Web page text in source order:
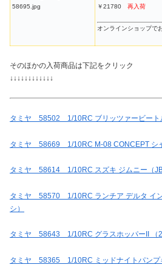
￥21780 再入荷
オンラインショップで
そのほかの入荷商品は下記をクリック
↓↓↓↓↓↓↓↓↓↓↓↓
タミヤ 58502 1/10RC ブリッツァービート
タミヤ 58669 1/10RC M-08 CONCEPT シ
タミヤ 58614 1/10RC スズキ ジムニー（
タミヤ 58570 1/10RC ランチア デルタ イ
シ）
タミヤ 58643 1/10RC グラスホッパーII （
タミヤ 58365 1/10RC ミッドナイトパンプ